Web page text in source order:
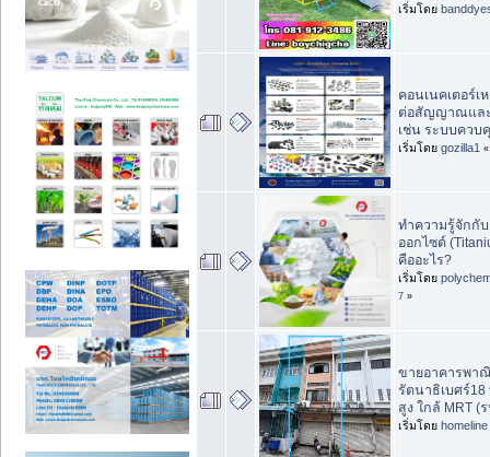
เริ่มโดย
คอนเนคเตอร์เ
ต่อสัญญาณแล
เช่น ระบบควบ
เริ่มโดย gozilla1
ทำความรู้จักกับ
ออกไซด์
คืออะไร?
เริ่มโดย
7 »
ขายอาคารพา
รัตนาธิเบศร์18
สูง ใกล้ MRT (
เริ่มโดย homeline